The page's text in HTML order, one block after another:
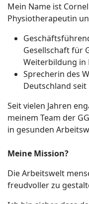
Mein Name ist
Physiotherapeutin
Gesellschaft für
Weiterbildung in
Sprecherin des
Deutschland seit
Seit vielen Jahren
meinem Team der
in gesunden
Meine Mission?
Die Arbeitswelt
freudvoller zu